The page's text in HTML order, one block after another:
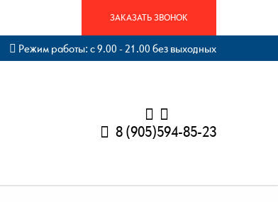
ЗАКАЗАТЬ ЗВОНОК
Режим работы: с 9.00 - 21.00 без выходных
8 (905)594-85-23